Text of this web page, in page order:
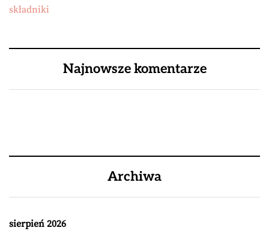
składniki
Najnowsze komentarze
Archiwa
sierpień 2026